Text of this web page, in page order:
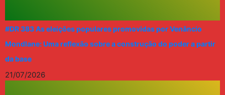
#DR 383 As eleições populares promovidas por Venâncio
Mondlane: Uma reflexão sobre a construção do poder a partir
da base
21/07/2026